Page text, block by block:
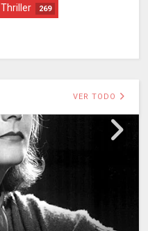
Thriller 269
VER TODO